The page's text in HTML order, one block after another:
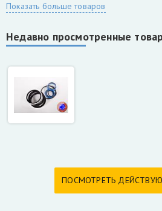
Показать больше товаров
Недавно просмотренные
ПОСМОТРЕТЬ